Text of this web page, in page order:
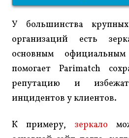
У большинства
организаций есть
основным
помогает Parimatch
репутацию и
инцидентов у клиентов.
К примеру, зеркало